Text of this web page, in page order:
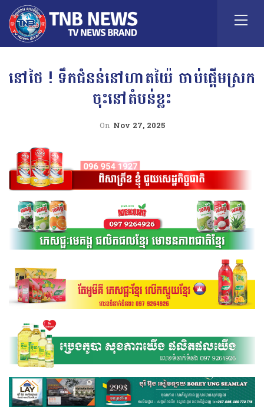
នៅថៃ ! ទឹកជំនន់នៅហាតយ៉ៃ ចាប់ផ្តើមស្រក
ចុះនៅតំបន់ខ្លះ
On Nov 27, 2025